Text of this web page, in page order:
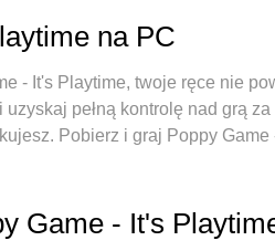
na PC
- It's Playtime, twoje ręce nie
pełną kontrolę nad grą
Pobierz i graj Poppy
komórkowych i
mapowania klawiszy
naszą absorpcją, menedżer
Game - It's